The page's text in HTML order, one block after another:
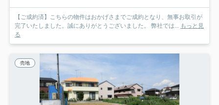
【ご成約済】こちらの物件はおかげさまでご成約となり、無事お取引が
完了いたしました。誠にありがとうございました。 弊社では...
もっと見
る
売地